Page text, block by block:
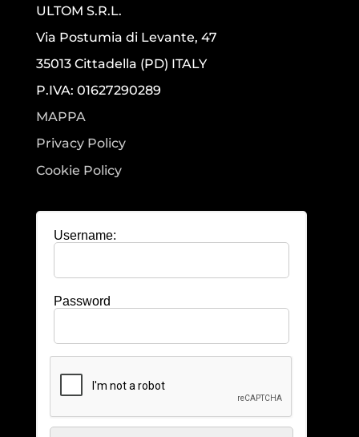
ULTOM S.R.L.
Via Postumia di Levante, 47
35013 Cittadella (PD) ITALY
P.IVA: 01627290289
MAPPA
Privacy Policy
Cookie Policy
Username:
Password